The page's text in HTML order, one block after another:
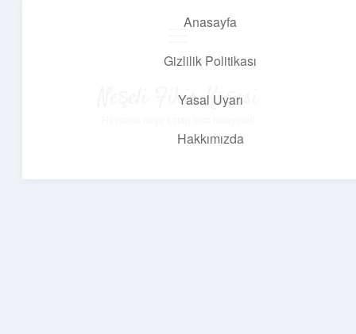
Anasayfa
Gizlilik Politikası
Yasal Uyarı
Hakkımızda
Neşeli Fikir Köşesi